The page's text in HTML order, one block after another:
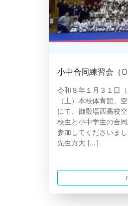
小中合同練習会（
令和８年１月３１日
（土）本校体育館、
にて、御殿場西高校
校生と小中学生の合
参加してくださいま
先生方大 […]